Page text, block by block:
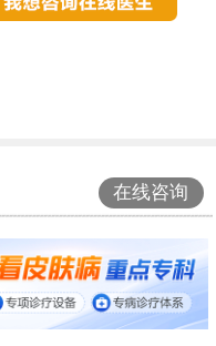
在线咨询